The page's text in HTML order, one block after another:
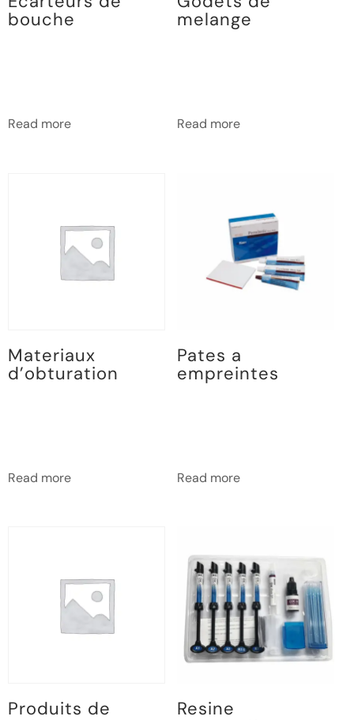
bouche
Read more
melange
Read more
Materiaux
d’obturation
Read more
Pates a
empreintes
Read more
Produits de Resine